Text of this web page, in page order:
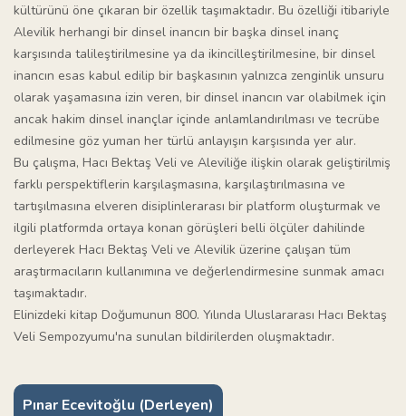
kültürünü öne çıkaran bir özellik taşımaktadır. Bu özelliği itibariyle
Alevilik herhangi bir dinsel inancın bir başka dinsel inanç
karşısında talileştirilmesine ya da ikincilleştirilmesine, bir dinsel
inancın esas kabul edilip bir başkasının yalnızca zenginlik unsuru
olarak yaşamasına izin veren, bir dinsel inancın var olabilmek için
ancak hakim dinsel inançlar içinde anlamlandırılması ve tecrübe
edilmesine göz yuman her türlü anlayışın karşısında yer alır.
Bu çalışma, Hacı Bektaş Veli ve Aleviliğe ilişkin olarak geliştirilmiş
farklı perspektiflerin karşılaşmasına, karşılaştırılmasına ve
tartışılmasına elveren disiplinlerarası bir platform oluşturmak ve
ilgili platformda ortaya konan görüşleri belli ölçüler dahilinde
derleyerek Hacı Bektaş Veli ve Alevilik üzerine çalışan tüm
araştırmacıların kullanımına ve değerlendirmesine sunmak amacı
taşımaktadır.
Elinizdeki kitap Doğumunun 800. Yılında Uluslararası Hacı Bektaş
Veli Sempozyumu'na sunulan bildirilerden oluşmaktadır.
Pınar Ecevitoğlu (Derleyen)